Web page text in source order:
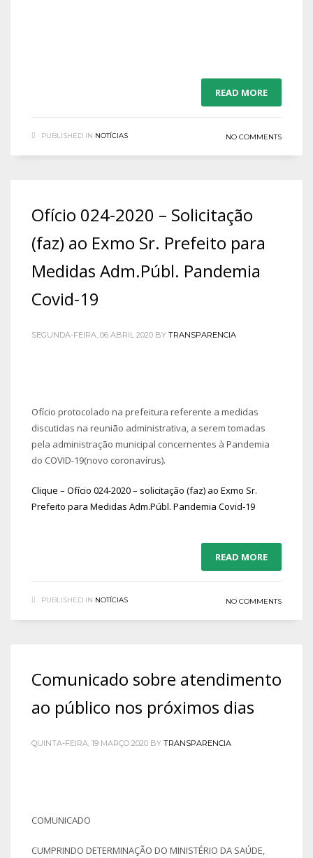
READ MORE
PUBLISHED IN NOTÍCIAS NO COMMENTS
Ofício 024-2020 – Solicitação
(faz) ao Exmo Sr. Prefeito para
Medidas Adm.Públ. Pandemia
Covid-19
SEGUNDA-FEIRA, 06 ABRIL 2020 BY TRANSPARENCIA
Ofício protocolado na prefeitura referente a medidas
discutidas na reunião administrativa, a serem tomadas
pela administração municipal concernentes à Pandemia
do COVID-19(novo coronavírus).
Clique – Ofício 024-2020 – solicitação (faz) ao Exmo Sr.
Prefeito para Medidas Adm.Públ. Pandemia Covid-19
READ MORE
PUBLISHED IN NOTÍCIAS NO COMMENTS
Comunicado sobre atendimento
ao público nos próximos dias
QUINTA-FEIRA, 19 MARÇO 2020 BY TRANSPARENCIA
COMUNICADO
CUMPRINDO DETERMINAÇÃO DO MINISTÉRIO DA SAÚDE,